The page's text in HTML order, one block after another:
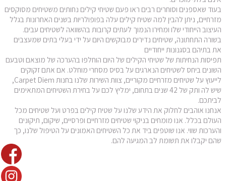
בעוד שאספנים וסוחרים רבים ראו פעם שטיחי קילים נחותים משטיחים מסוקסים
מזרחיים, ניתן להבין למה שטיח קילים עלה בפופולריות בשנים האחרונות בגלל
העיצוב הייחודי שלו ומחירו הנמוך לעתים קרובות בהשוואה לשטיחים עבים.
בשורה התחתונה, שטיחים נדירים מבוקשים היום על ידי בעלי בתים שמעצבים
את בתיהם בסגנונות ייחודיים
תפיסות הנחיתות של שטיחי הקילים של היום הוחלפו בהערכה של מוצאם וטבעם
השונים ביחס לשטיחים הנארגים על בסיס מסחרי מוחלט. אם אתם זקוקים
לייעוץ על שטיחים מזרחיים מקוריים, צוות השירות שלנו בחנות Carpet Diem,
שיש לה ותק של 42 שנים בתחום, ימליץ לכם על בחירת השטיחים המתאימים
לביתכם.
אנחנו אוהבים לחלוק את הידע שלנו על שטיח קילים בפרט ועל שטיחים מכל
העולם בכלל. אנו מומחים בניקוי שטיחים מזרחיים ופרסיים, שיקום, תיקונים
והערכות שווי. אנו שוטפים ביד את כל השטיחים האמונים על הטיפול שלנו, כך
שהם יקבלו את תשומת לב המגיעה להם.